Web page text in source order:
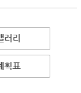
러리
획표